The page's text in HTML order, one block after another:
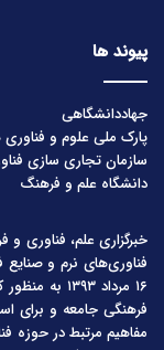
پیوند ها
جهاددانشگاهی
پارک ملی علوم و
سازمان تجاری سازی
دانشگاه علم و فرهنگ
خبرگزاری علم، فناوری
فناوری‌های نرم و صنایع
۱۶ مرداد
فرهنگی جامعه و برای
مفاهیم مرتبط در حوزه